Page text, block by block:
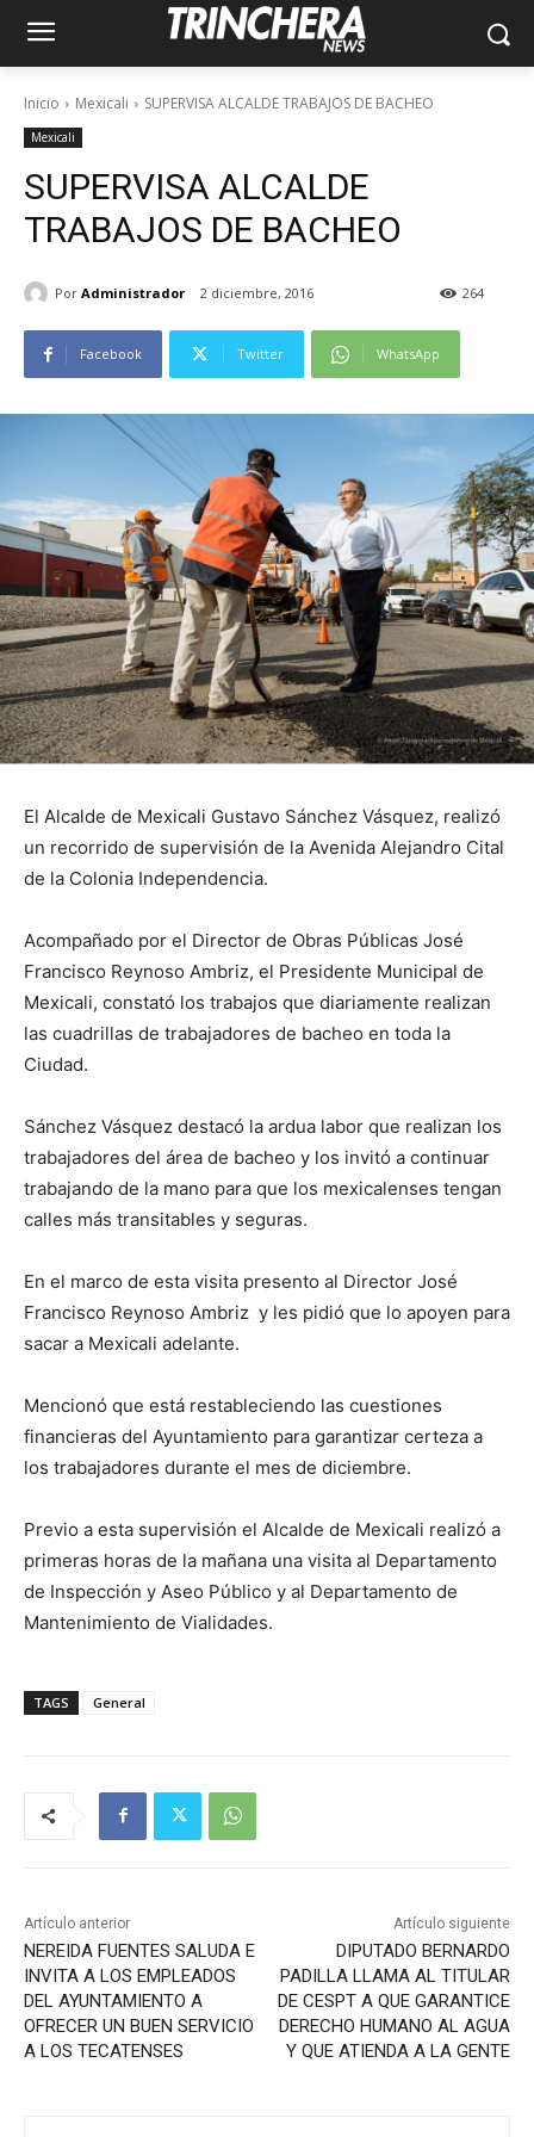
Inicio Mexicali SUPERVISA ALCALDE TRABAJOS DE BACHEO
Mexicali
SUPERVISA ALCALDE
TRABAJOS DE BACHEO
Por Administrador 2 diciembre, 2016 264
Facebook Twitter WhatsApp
El Alcalde de Mexicali Gustavo Sánchez Vásquez, realizó
un recorrido de supervisión de la Avenida Alejandro Cital
de la Colonia Independencia.
Acompañado por el Director de Obras Públicas José
Francisco Reynoso Ambriz, el Presidente Municipal de
Mexicali, constató los trabajos que diariamente realizan
las cuadrillas de trabajadores de bacheo en toda la
Ciudad.
Sánchez Vásquez destacó la ardua labor que realizan los
trabajadores del área de bacheo y los invitó a continuar
trabajando de la mano para que los mexicalenses tengan
calles más transitables y seguras.
En el marco de esta visita presento al Director José
Francisco Reynoso Ambriz y les pidió que lo apoyen para
sacar a Mexicali adelante.
Mencionó que está restableciendo las cuestiones
financieras del Ayuntamiento para garantizar certeza a
los trabajadores durante el mes de diciembre.
Previo a esta supervisión el Alcalde de Mexicali realizó a
primeras horas de la mañana una visita al Departamento
de Inspección y Aseo Público y al Departamento de
Mantenimiento de Vialidades.
TAGS General
Artículo anterior
NEREIDA FUENTES SALUDA E
INVITA A LOS EMPLEADOS
DEL AYUNTAMIENTO A
OFRECER UN BUEN SERVICIO
A LOS TECATENSES
Artículo siguiente
DIPUTADO BERNARDO
PADILLA LLAMA AL TITULAR
DE CESPT A QUE GARANTICE
DERECHO HUMANO AL AGUA
Y QUE ATIENDA A LA GENTE